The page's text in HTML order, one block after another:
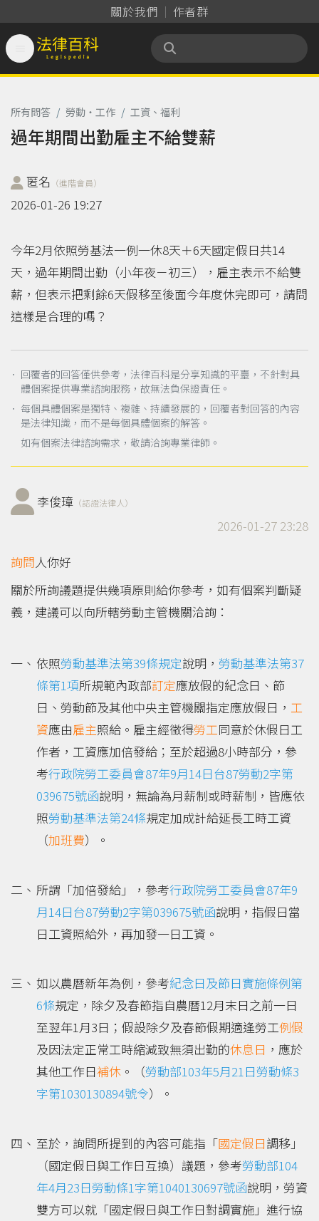
關於我們 作者群
法律百科 Legispedia
所有問答 / 勞動‧工作 / 工資、福利
過年期間出勤雇主不給雙薪
匿名 （進階會員）
2026-01-26 19:27
今年2月依照勞基法一例一休8天＋6天國定假日共14
天，過年期間出勤（小年夜－初三），雇主表示不給雙
薪，但表示把剩餘6天假移至後面今年度休完即可，請問
這樣是合理的嗎？
． 回覆者的回答僅供參考，法律百科是分享知識的平臺，不針對具
體個案提供專業諮詢服務，故無法負保證責任。
． 每個具體個案是獨特、複雜、持續發展的，回覆者對回答的內容
是法律知識，而不是每個具體個案的解答。
如有個案法律諮詢需求，敬請洽詢專業律師。
李俊璋 （認證法律人）
2026-01-27 23:28
詢問人你好
關於所詢議題提供幾項原則給你參考，如有個案判斷疑
義，建議可以向所轄勞動主管機關洽詢：
依照勞動基準法第39條規定說明， 勞動基準法第37
條第1項所規範內政部訂定應放假的紀念日、節
日、勞動節及其他中央主管機關指定應放假日， 工
資應由雇主照給。雇主經徵得勞工同意於休假日工
作者，工資應加倍發給；至於超過8小時部分，參
考行政院勞工委員會87年9月14日台87勞動2字第
039675號函說明，無論為月薪制或時薪制，皆應依
照勞動基準法第24條規定加成計給延長工時工資
（加班費）。
所謂「加倍發給」，參考行政院勞工委員會87年9
月14日台87勞動2字第039675號函說明，指假日當
日工資照給外，再加發一日工資。
如以農曆新年為例，參考紀念日及節日實施條例第
6條規定，除夕及春節指自農曆12月末日之前一日
至翌年1月3日；假設除夕及春節假期適逢勞工例假
及因法定正常工時縮減致無須出勤的休息日 ，應於
其他工作日補休 。（勞動部103年5月21日勞動條3
字第1030130894號令）。
至於，詢問所提到的內容可能指「國定假日調移」
（國定假日與工作日互換）議題，參考勞動部104
年4月23日勞動條1字第1040130697號函說明，勞資
雙方可以就「國定假日與工作日對調實施」進行協